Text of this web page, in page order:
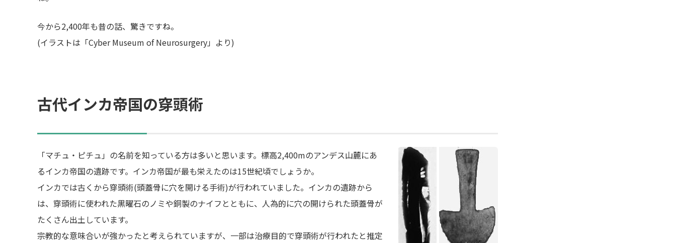
今から2,400年も昔の話、驚きですね。
(イラストは「Cyber Museum of Neurosurgery」より)
古代インカ帝国の穿頭術
「マチュ・ピチュ」の名前を知っている方は多いと思います。標高2,400mのアンデス山麓にあ
るインカ帝国の遺跡です。インカ帝国が最も栄えたのは15世紀頃でしょうか。
インカでは古くから穿頭術(頭蓋骨に穴を開ける手術)が行われていました。インカの遺跡から
は、穿頭術に使われた黒曜石のノミや銅製のナイフとともに、人為的に穴の開けられた頭蓋骨が
たくさん出土しています。
宗教的な意味合いが強かったと考えられていますが、一部は治療目的で穿頭術が行われたと推定